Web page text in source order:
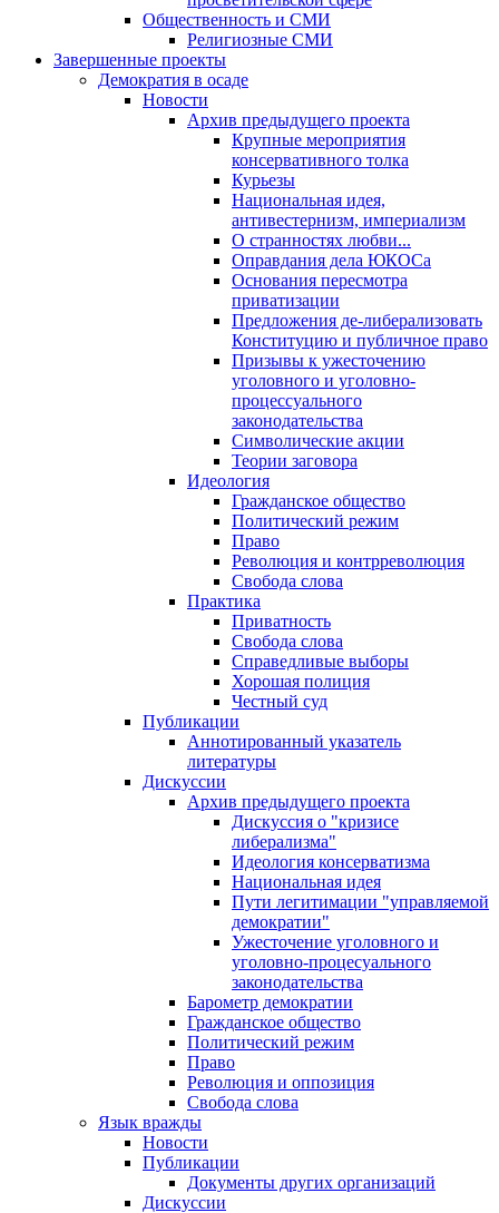
Общественность и СМИ
Религиозные СМИ
Завершенные проекты
Демократия в осаде
Новости
Архив предыдущего проекта
Крупные мероприятия
консервативного толка
Курьезы
Национальная идея,
антивестернизм, империализм
О странностях любви...
Оправдания дела ЮКОСа
Основания пересмотра
приватизации
Предложения де-либерализовать
Конституцию и публичное право
Призывы к ужесточению
уголовного и уголовно-
процессуального
законодательства
Символические акции
Теории заговора
Идеология
Гражданское общество
Политический режим
Право
Революция и контрреволюция
Свобода слова
Практика
Приватность
Свобода слова
Справедливые выборы
Хорошая полиция
Честный суд
Публикации
Аннотированный указатель
литературы
Дискуссии
Архив предыдущего проекта
Дискуссия о "кризисе
либерализма"
Идеология консерватизма
Национальная идея
Пути легитимации "управляемой
демократии"
Ужесточение уголовного и
уголовно-процесуального
законодательства
Барометр демократии
Гражданское общество
Политический режим
Право
Революция и оппозиция
Свобода слова
Язык вражды
Новости
Публикации
Документы других организаций
Дискуссии